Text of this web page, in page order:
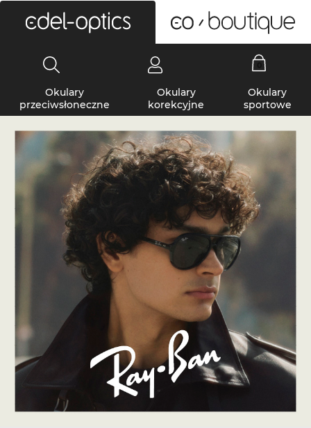
Okulary
przeciwsłoneczne
Okulary
korekcyjne
Okulary
sportowe